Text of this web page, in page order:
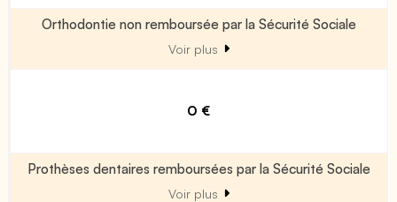
Orthodontie non remboursée par la Sécurité Sociale
Voir plus
0 €
Prothèses dentaires remboursées par la Sécurité Sociale
Voir plus